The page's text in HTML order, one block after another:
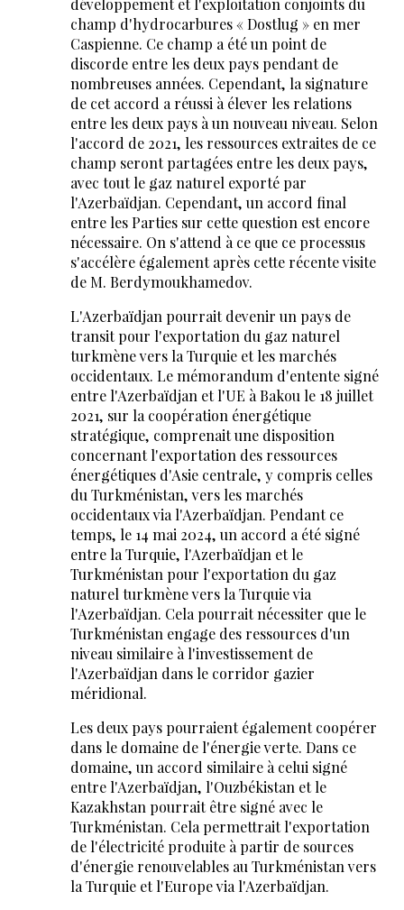
développement et l'exploitation conjoints du
champ d'hydrocarbures « Dostlug » en mer
Caspienne. Ce champ a été un point de
discorde entre les deux pays pendant de
nombreuses années. Cependant, la signature
de cet accord a réussi à élever les relations
entre les deux pays à un nouveau niveau. Selon
l'accord de 2021, les ressources extraites de ce
champ seront partagées entre les deux pays,
avec tout le gaz naturel exporté par
l'Azerbaïdjan. Cependant, un accord final
entre les Parties sur cette question est encore
nécessaire. On s'attend à ce que ce processus
s'accélère également après cette récente visite
de M. Berdymoukhamedov.
L'Azerbaïdjan pourrait devenir un pays de
transit pour l'exportation du gaz naturel
turkmène vers la Turquie et les marchés
occidentaux. Le mémorandum d'entente signé
entre l'Azerbaïdjan et l'UE à Bakou le 18 juillet
2021, sur la coopération énergétique
stratégique, comprenait une disposition
concernant l'exportation des ressources
énergétiques d'Asie centrale, y compris celles
du Turkménistan, vers les marchés
occidentaux via l'Azerbaïdjan. Pendant ce
temps, le 14 mai 2024, un accord a été signé
entre la Turquie, l'Azerbaïdjan et le
Turkménistan pour l'exportation du gaz
naturel turkmène vers la Turquie via
l'Azerbaïdjan. Cela pourrait nécessiter que le
Turkménistan engage des ressources d'un
niveau similaire à l'investissement de
l'Azerbaïdjan dans le corridor gazier
méridional.
Les deux pays pourraient également coopérer
dans le domaine de l'énergie verte. Dans ce
domaine, un accord similaire à celui signé
entre l'Azerbaïdjan, l'Ouzbékistan et le
Kazakhstan pourrait être signé avec le
Turkménistan. Cela permettrait l'exportation
de l'électricité produite à partir de sources
d'énergie renouvelables au Turkménistan vers
la Turquie et l'Europe via l'Azerbaïdjan.